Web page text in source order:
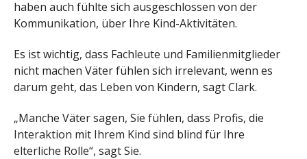
haben auch fühlte sich ausgeschlossen von der
Kommunikation, über Ihre Kind-Aktivitäten.
Es ist wichtig, dass Fachleute und Familienmitglieder
nicht machen Väter fühlen sich irrelevant, wenn es
darum geht, das Leben von Kindern, sagt Clark.
„Manche Väter sagen, Sie fühlen, dass Profis, die
Interaktion mit Ihrem Kind sind blind für Ihre
elterliche Rolle“, sagt Sie.